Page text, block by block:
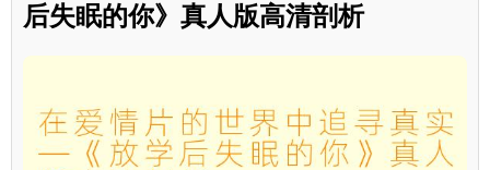
后失眠的你》真人版高清剖析